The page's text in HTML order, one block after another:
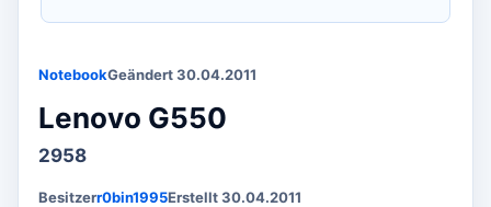
NotebookGeändert 30.04.2011
Lenovo G550
2958
Besitzerr0bin1995Erstellt 30.04.2011